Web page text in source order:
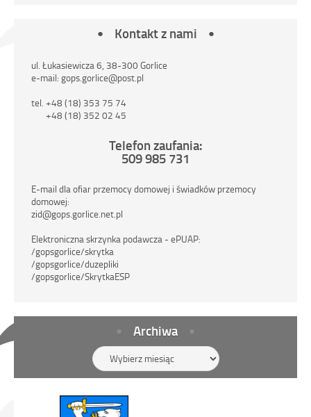
Kontakt z nami
ul. Łukasiewicza 6, 38-300 Gorlice
e-mail: gops.gorlice@post.pl
tel. +48 (18) 353 75 74
+48 (18) 352 02 45
Telefon zaufania:
509 985 731
E-mail dla ofiar przemocy domowej i świadków przemocy
domowej:
zid@gops.gorlice.net.pl
Elektroniczna skrzynka podawcza - ePUAP:
/gopsgorlice/skrytka
/gopsgorlice/duzepliki
/gopsgorlice/SkrytkaESP
Archiwa